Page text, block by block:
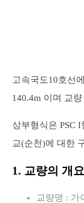
고속국도10호선
140.4m 이며 교
상부형식은 PSC
교(순천)에 대한
1. 교량의 개요
교량명 : 가